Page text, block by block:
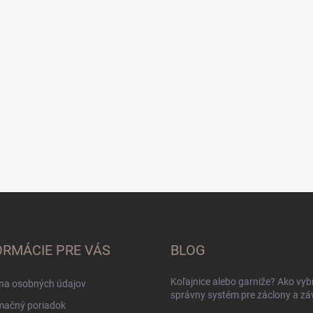
PRE VÁS
osobných údajov
poriadok
BLOG
Koľajnice alebo garniže? Ako
správny systém pre záclony a